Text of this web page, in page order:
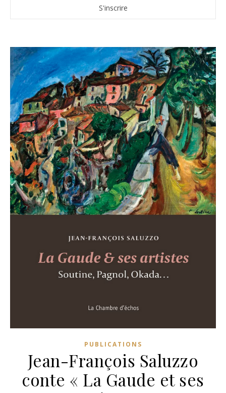
PUBLICATIONS
Jean-François Saluzzo
conte « La Gaude et ses